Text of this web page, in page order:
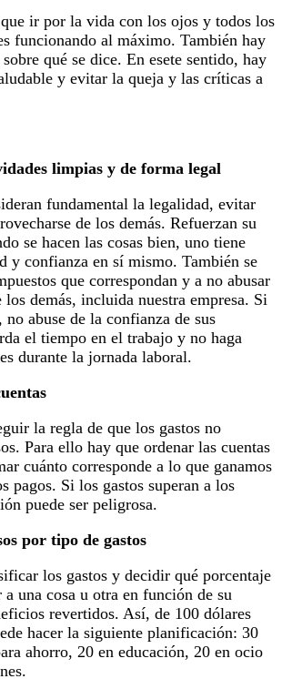
ir por la vida con los ojos y todos los
funcionando al máximo. También hay
qué se dice. En esete sentido, hay
y evitar la queja y las críticas a
limpias y de forma legal
fundamental la legalidad, evitar
de los demás. Refuerzan su
se hacen las cosas bien, uno tiene
y confianza en sí mismo. También se
que correspondan y a no abusar
demás, incluida nuestra empresa. Si
abuse de la confianza de sus
el tiempo en el trabajo y no haga
durante la jornada laboral.
la regla de que los gastos no
Para ello hay que ordenar las cuentas
cuánto corresponde a lo que ganamos
pagos. Si los gastos superan a los
puede ser peligrosa.
por tipo de gastos
los gastos y decidir qué porcentaje
a una cosa u otra en función de su
revertidos. Así, de 100 dólares
hacer la siguiente planificación: 30
ahorro, 20 en educación, 20 en ocio